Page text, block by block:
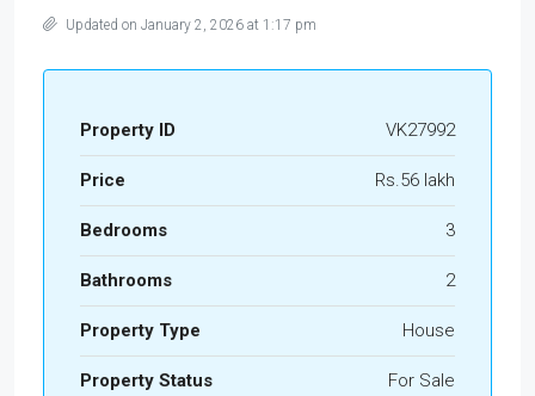
Updated on January 2, 2026 at 1:17 pm
Property ID VK27992
Price Rs.56 lakh
Bedrooms 3
Bathrooms 2
Property Type House
Property Status For Sale